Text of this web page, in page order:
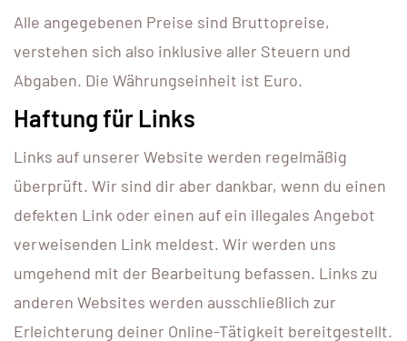
Alle angegebenen Preise sind Bruttopreise,
verstehen sich also inklusive aller Steuern und
Abgaben. Die Währungseinheit ist Euro.
Haftung für Links
Links auf unserer Website werden regelmäßig
überprüft. Wir sind dir aber dankbar, wenn du einen
defekten Link oder einen auf ein illegales Angebot
verweisenden Link meldest. Wir werden uns
umgehend mit der Bearbeitung befassen. Links zu
anderen Websites werden ausschließlich zur
Erleichterung deiner Online-Tätigkeit bereitgestellt.